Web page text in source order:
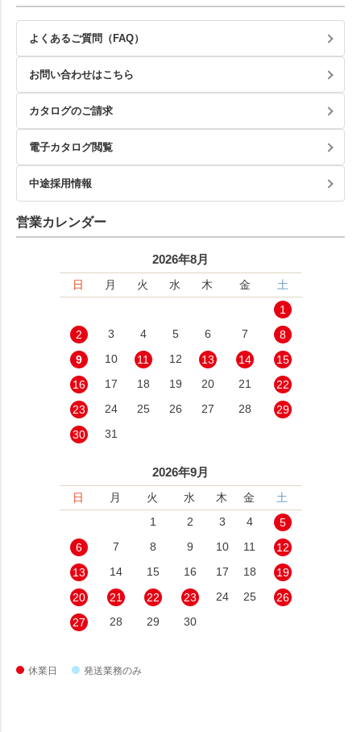
よくあるご質問（FAQ）
お問い合わせはこちら
カタログのご請求
電子カタログ閲覧
中途採用情報
営業カレンダー
2026年8月
日 月 火 水 木 金
土
1
2
3 4 5 6 7
8
9
10 11 12 13 14
15
16
17 18 19 20 21
22
23
24 25 26 27 28
29
30
31
2026年9月
日 月 火 水 木 金
土
1
2 3 4
5
6
7 8 9 10 11
12
13
14 15 16 17 18
19
20
21 22 23 24 25
26
27
28 29 30
休業日 発送業務のみ